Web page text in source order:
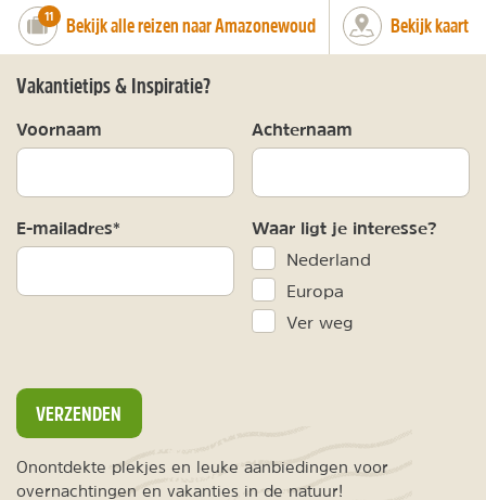
number_of_trips:
11 Bekijk alle reizen naar Amazonewoud Bekijk kaart
Vakantietips & Inspiratie?
Voornaam Achternaam
E-mailadres* Waar ligt je interesse?
Nederland
Europa
Ver weg
VERZENDEN
Onontdekte plekjes en leuke aanbiedingen voor
overnachtingen en vakanties in de natuur!